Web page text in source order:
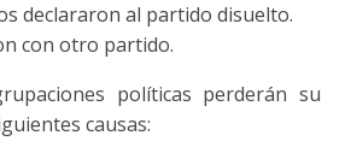
declararon al partido disuelto.
con otro partido.
políticas perderán su
causas: